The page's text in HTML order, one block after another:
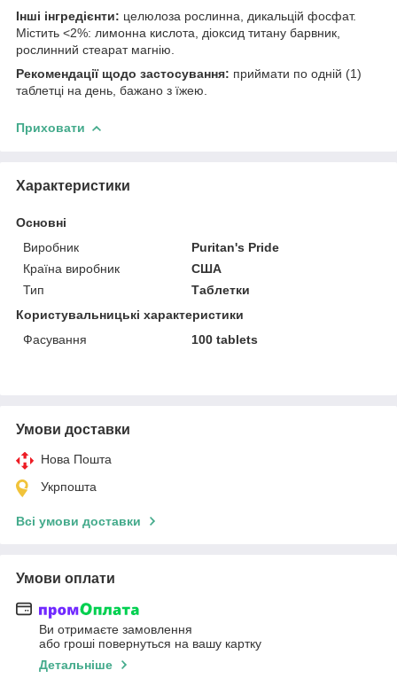
Інші інгредієнти: целюлоза рослинна, дикальцій фосфат.
Містить <2%: лимонна кислота, діоксид титану барвник,
рослинний стеарат магнію.
Рекомендації щодо застосування: приймати по одній (1)
таблетці на день, бажано з їжею.
Приховати
Характеристики
Основні
Виробник
Puritan's Pride
Країна виробник
США
Тип
Таблетки
Користувальницькі характеристики
Фасування
100 tablets
Умови доставки
Нова Пошта
Укрпошта
Всі умови доставки
Умови оплати
Ви отримаєте замовлення
або гроші повернуться на вашу картку
Детальніше